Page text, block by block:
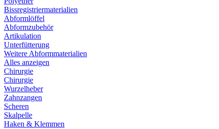
Bissregistriermaterialien
Abformlöffel
Abformzubehör
Artikulation
Unterfütterung
Weitere Abformmaterialien
Alles anzeigen
Chirurgie
Chirurgie
Wurzelheber
Zahnzangen
Scheren
Skalpelle
Haken & Klemmen